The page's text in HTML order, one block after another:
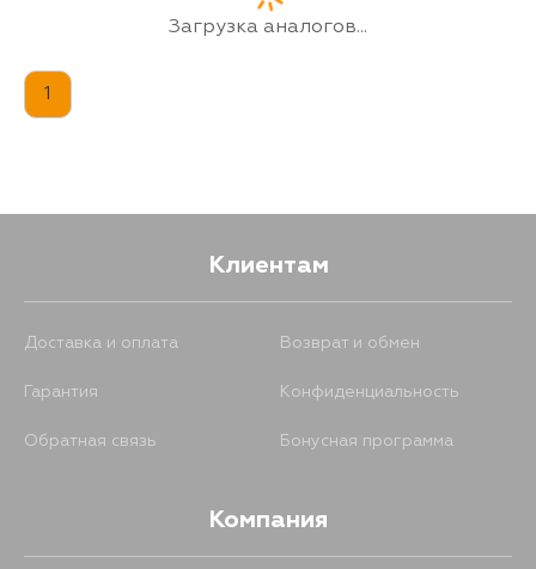
Загрузка аналогов...
1
Клиентам
Доставка и оплата Возврат и обмен
Гарантия Конфиденциальность
Обратная связь Бонусная программа
Компания